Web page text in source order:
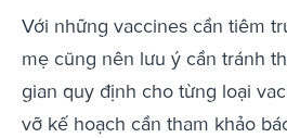
Với những vaccines cần tiêm
mẹ cũng nên lưu ý cần tránh
gian quy định cho từng loại
vỡ kế hoạch cần tham khảo